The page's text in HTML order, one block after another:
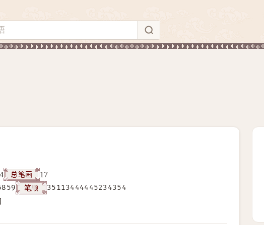
4 总笔画
17
笔顺
35113444445234354